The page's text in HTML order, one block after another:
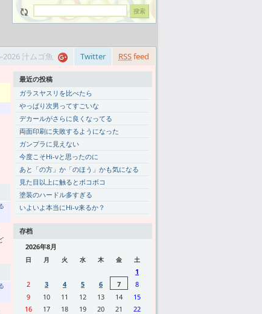
RSSfeed
Twitter
汁ムゴ魚
最近の投稿
ガラスヤスリを比べたら
やっぱり次男ってすごいな
デカールがさらに良くなってる
両面印刷に失敗するようになった
ガンプラに見えない
今度こそHi-νと思ったのに
あと「の方」か「のほう」かも気になる
見た目以上に触るとボコボコ
塗装のハードル多すぎる
いよいよ本当にHi-ν来るか？
存档
2026年8月
日 月 火 水 木 金 土
1
2
3 4 5 6 7
8
9
10 11 12 13 14
15
16
17 18 19 20 21
22